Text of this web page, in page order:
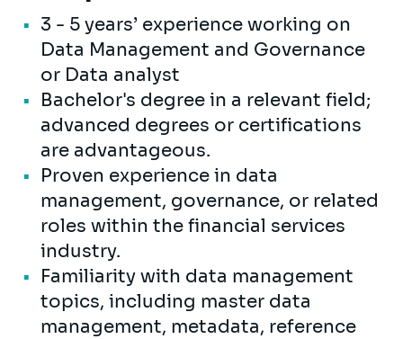
3 - 5 years’ experience working on
Data Management and Governance
or Data analyst
Bachelor's degree in a relevant field;
advanced degrees or certifications
are advantageous.
Proven experience in data
management, governance, or related
roles within the financial services
industry.
Familiarity with data management
topics, including master data
management, metadata, reference